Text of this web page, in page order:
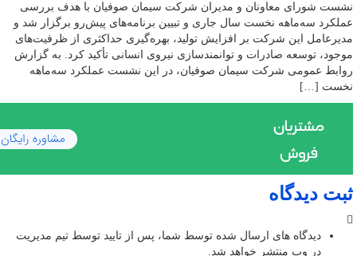
نشست شورای معاونان و مدیران شرکت سیمان صوفیان با هدف بررسی
عملکرد سه‌ماهه نخست سال جاری و تبیین برنامه‌های پیش‌رو برگزار شد و
مدیرعامل این شرکت بر افزایش تولید، بهره‌گیری حداکثری از ظرفیت‌های
موجود، توسعه صادرات و توانمندسازی نیروی انسانی تأکید کرد. به گزارش
روابط عمومی شرکت سیمان صوفیان، در این نشست عملکرد سه‌ماهه
نخست […]
ثبت دیدگاه
دیدگاه های ارسال شده توسط شما، پس از تایید توسط تیم مدیریت
در وب منتشر خواهد شد.